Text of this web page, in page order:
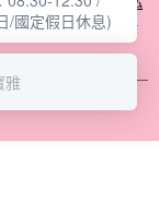
請參閱本網站「
隱私
意本公司得按本網站使
/國定假日休息)
雅